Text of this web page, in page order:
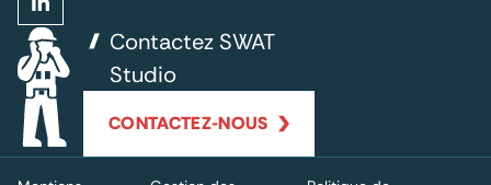
Contactez SWAT
Studio
CONTACTEZ-NOUS